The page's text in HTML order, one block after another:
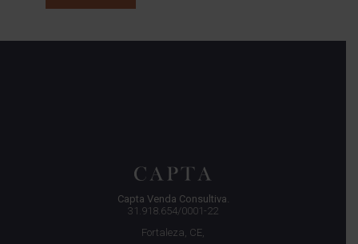
Capta Venda Consultiva.
31.918.654/0001-22
Fortaleza, CE,